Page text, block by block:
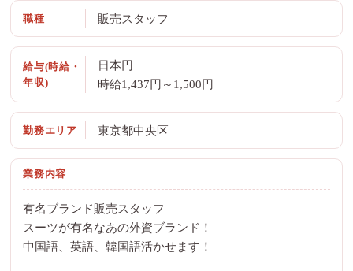
職種 販売スタッフ
給与(時給・
年収)
日本円
時給1,437円～1,500円
勤務エリア 東京都中央区
業務内容
有名ブランド販売スタッフ
スーツが有名なあの外資ブランド！
中国語、英語、韓国語活かせます！